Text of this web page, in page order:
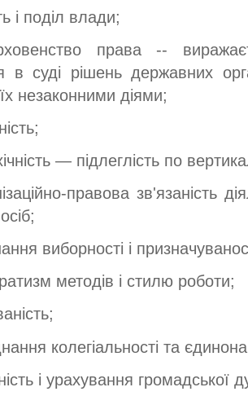
і поділ влади;
права --
в суді рішень державних
незаконними діями;
— підлеглість по
правова зв'язаність
виборності і
методів і стилю роботи;
колегіальності та
і урахування громадської